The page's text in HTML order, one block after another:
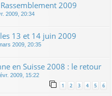
2009
2009, 20:34
13 et 14 juin 2009
2009, 20:35
en Suisse 2008 : le retour
2009, 15:22
1 2 3 4 5 6